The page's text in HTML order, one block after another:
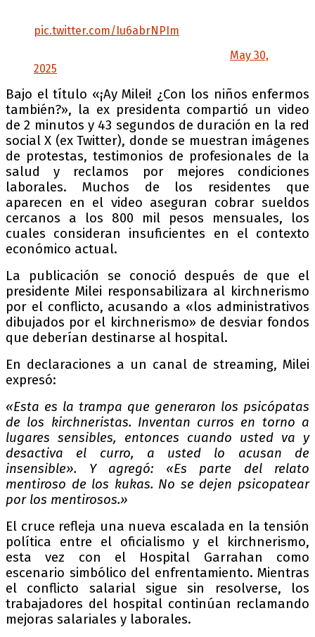
pic.twitter.com/Iu6abrNPIm
May 30,
2025
Bajo el título «¡Ay Milei! ¿Con los niños enfermos
también?», la ex presidenta compartió un video
de 2 minutos y 43 segundos de duración en la red
social X (ex Twitter), donde se muestran imágenes
de protestas, testimonios de profesionales de la
salud y reclamos por mejores condiciones
laborales. Muchos de los residentes que
aparecen en el video aseguran cobrar sueldos
cercanos a los 800 mil pesos mensuales, los
cuales consideran insuficientes en el contexto
económico actual.
La publicación se conoció después de que el
presidente Milei responsabilizara al kirchnerismo
por el conflicto, acusando a «los administrativos
dibujados por el kirchnerismo» de desviar fondos
que deberían destinarse al hospital.
En declaraciones a un canal de streaming, Milei
expresó:
«Esta es la trampa que generaron los psicópatas
de los kirchneristas. Inventan curros en torno a
lugares sensibles, entonces cuando usted va y
desactiva el curro, a usted lo acusan de
insensible». Y agregó: «Es parte del relato
mentiroso de los kukas. No se dejen psicopatear
por los mentirosos.»
El cruce refleja una nueva escalada en la tensión
política entre el oficialismo y el kirchnerismo,
esta vez con el Hospital Garrahan como
escenario simbólico del enfrentamiento. Mientras
el conflicto salarial sigue sin resolverse, los
trabajadores del hospital continúan reclamando
mejoras salariales y laborales.